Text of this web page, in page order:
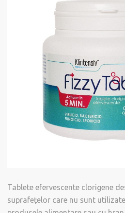
Tablete efervescente clorigene
suprafețelor care nu sunt